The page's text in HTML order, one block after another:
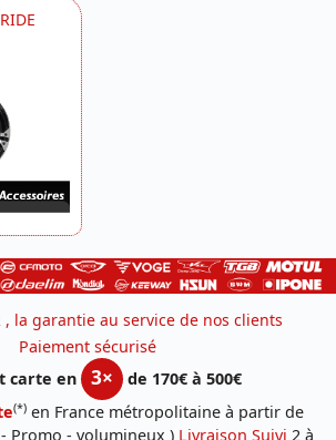
, la garantie au service de nos clients
Paiement sécurisé
carte en
3×
de 170€ à 500€
(*) en France métropolitaine à partir de
Promo - volumineux ) Livraison Suivi 2 à